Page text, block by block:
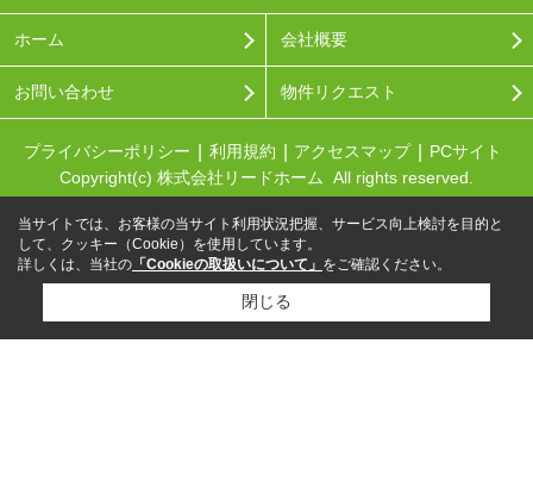
ホーム 会社概要
お問い合わせ 物件リクエスト
プライバシーポリシー 利用規約 アクセスマップ
PCサイト
Copyright(c) 株式会社リードホーム All rights reserved.
当サイトでは、お客様の当サイト利用状況把握、サービス向上検討を目的と
して、クッキー（Cookie）を使用しています。
詳しくは、当社の 「Cookieの取扱いについて」 をご確認ください。
閉じる